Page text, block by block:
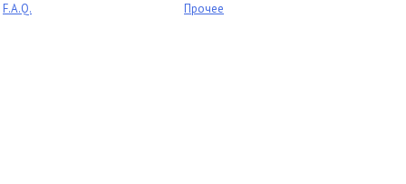
F.A.Q.
Прочее